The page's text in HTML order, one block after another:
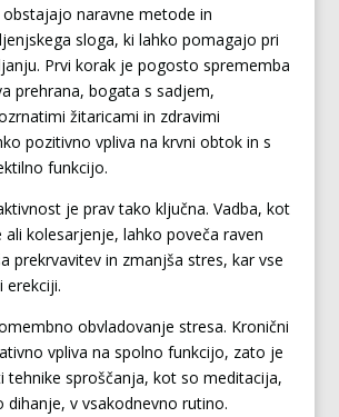
naravne metode in
sloga, ki lahko pomagajo pri
Prvi korak je pogosto sprememba
prehrana, bogata s sadjem,
žitaricami in zdravimi
pozitivno vpliva na krvni obtok in s
funkcijo.
je prav tako ključna. Vadba, kot
kolesarjenje, lahko poveča raven
prekrvavitev in zmanjša stres, kar vse
erekciji.
obvladovanje stresa. Kronični
vpliva na spolno funkcijo, zato je
tehnike sproščanja, kot so meditacija,
dihanje, v vsakodnevno rutino.